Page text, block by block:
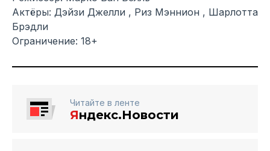
Актёры: Дэйзи Джелли , Риз Мэннион , Шарлотта
Брэдли
Ограничение: 18+
Читайте в ленте
Яндекс.Новости